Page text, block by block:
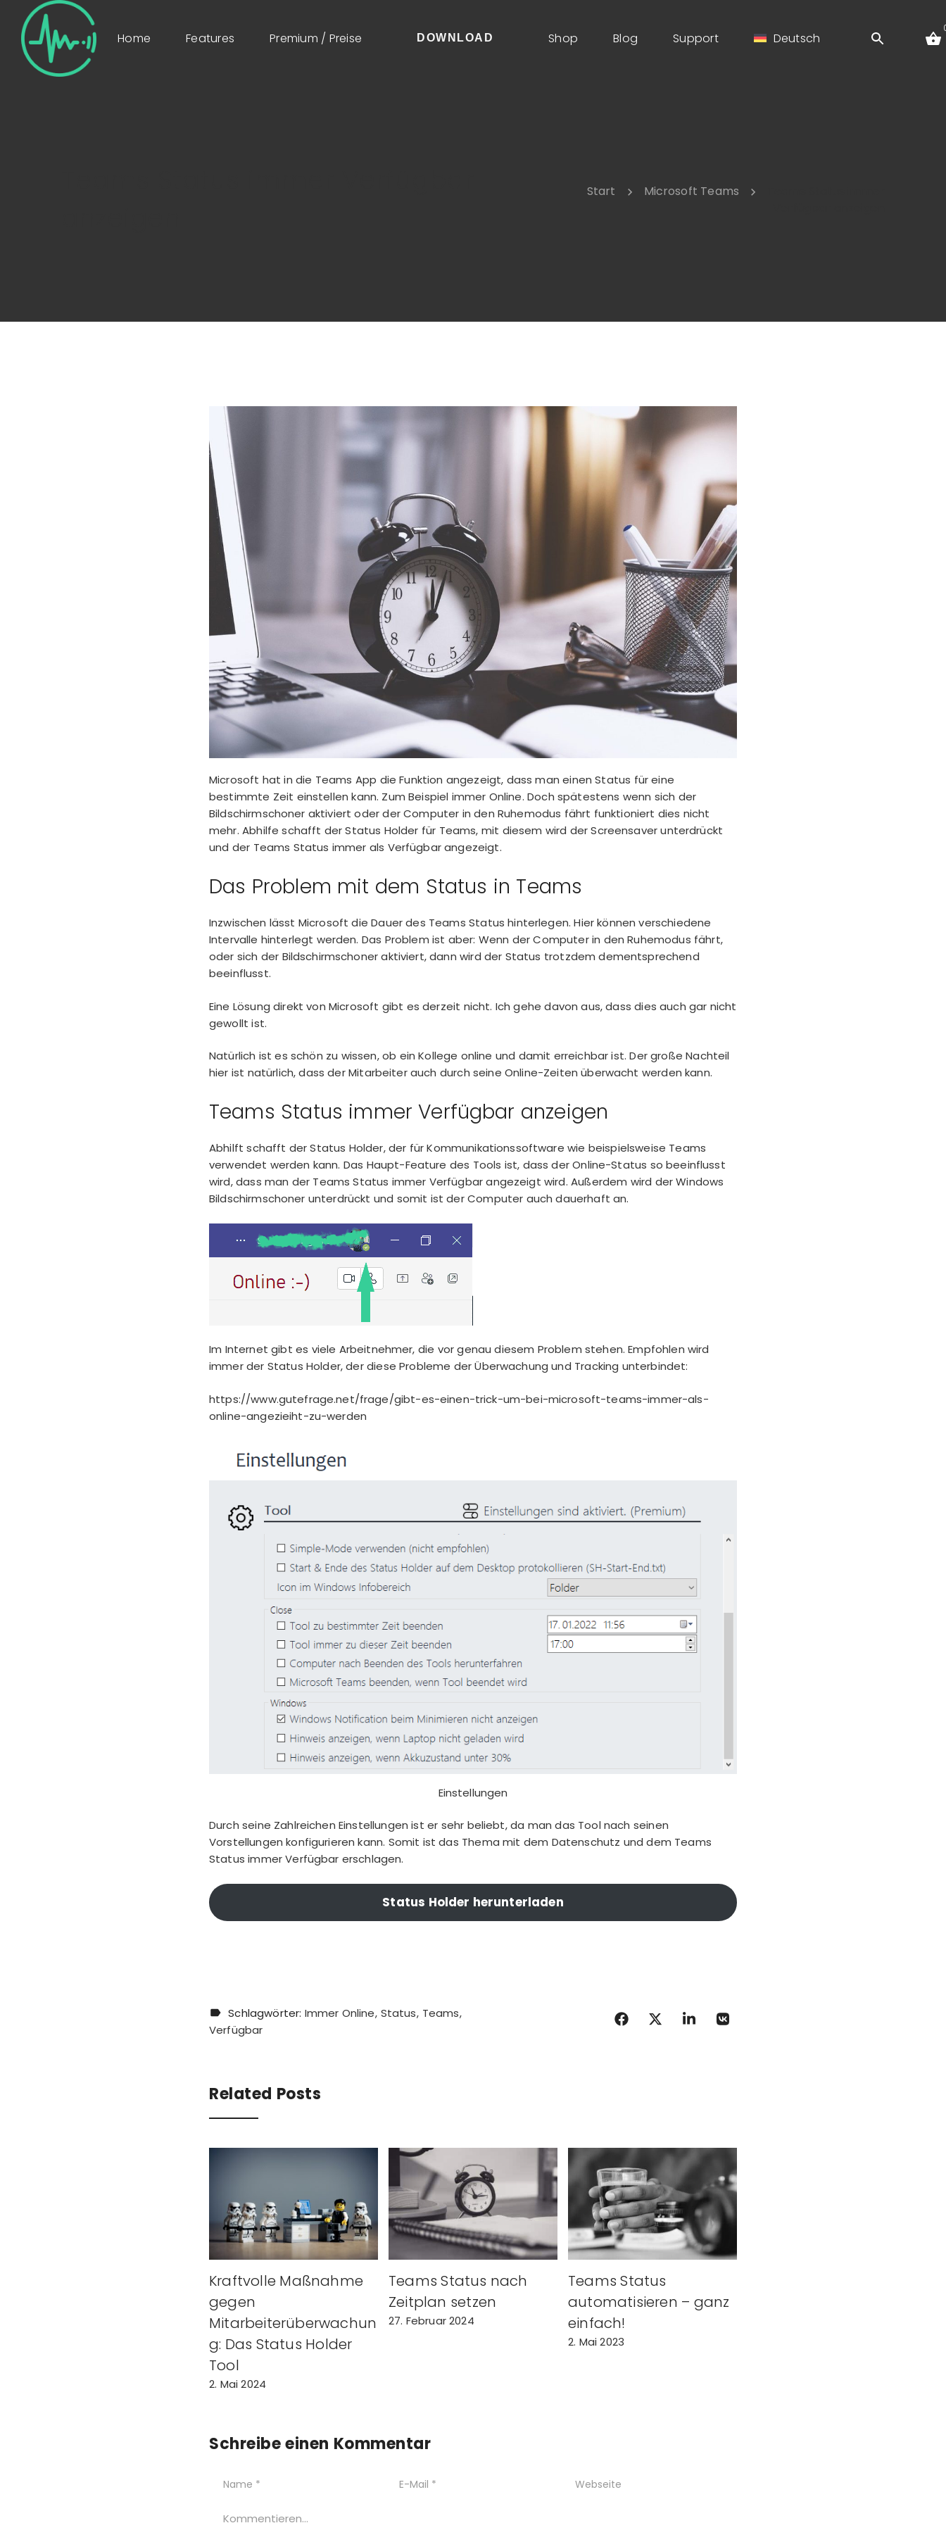
Home Features Premium / Preise DOWNLOAD Shop Blog Support Deutsch
Start Microsoft Teams
Microsoft hat in die Teams App die Funktion angezeigt, dass man einenStatus für eine
bestimmte Zeit einstellen kann. Zum Beispiel immer Online. Doch spätestens wenn sich der
Bildschirmschoner aktiviert oder der Computer in den Ruhemodus fährt funktioniert dies nicht
mehr. Abhilfe schafft der Status Holder für Teams, mit diesem wird der Screensaver unterdrückt
und der Teams Status immer als Verfügbar angezeigt.
Das Problem mit dem Status in Teams
Inzwischen lässt Microsoft die Dauer des Teams Status hinterlegen. Hier können verschiedene
Intervalle hinterlegt werden. Das Problem ist aber: Wenn der Computer in den Ruhemodus fährt,
oder sich der Bildschirmschoner aktiviert, dann wird der Status trotzdem dementsprechend
beeinflusst.
Eine Lösung direkt von Microsoft gibt es derzeit nicht. Ich gehe davon aus, dass dies auch gar nicht
gewollt ist.
Natürlich ist es schön zu wissen, ob ein Kollege online und damit erreichbar ist. Der große Nachteil
hier ist natürlich, dass der Mitarbeiter auch durch seine Online-Zeiten überwacht werden kann.
Teams Status immer Verfügbar anzeigen
Abhilft schafft der Status Holder, der für Kommunikationssoftware wie beispielsweise Teams
verwendet werden kann. Das Haupt-Feature des Tools ist, dass der Online-Status so beeinflusst
wird, dass man der Teams Status immer Verfügbar angezeigt wird. Außerdem wird der Windows
Bildschirmschoner unterdrückt und somit ist der Computer auch dauerhaft an.
Im Internet gibt es viele Arbeitnehmer, die vor genau diesem Problem stehen. Empfohlen wird
immer der Status Holder, der diese Probleme der Überwachung und Tracking unterbindet:
https://www.gutefrage.net/frage/gibt-es-einen-trick-um-bei-microsoft-teams-immer-als-
online-angezieiht-zu-werden
Einstellungen
Durch seine Zahlreichen Einstellungen ist er sehr beliebt, da man das Tool nach seinen
Vorstellungen konfigurieren kann. Somit ist das Thema mit dem Datenschutz und dem Teams
Status immer Verfügbar erschlagen.
Status Holder herunterladen
Schlagwörter: Immer Online Status Teams
Verfügbar
Related Posts
Kraftvolle Maßnahme
gegen
Mitarbeiterüberwachun
g: Das Status Holder
Tool
2. Mai 2024
Teams Status nach
Zeitplan setzen
27. Februar 2024
Teams Status
automatisieren – ganz
einfach!
2. Mai 2023
Schreibe einen Kommentar